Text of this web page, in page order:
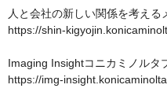
人と会社の新しい関係を考える
https://shin-
Imaging Insightコニカミノルタ
https://img-